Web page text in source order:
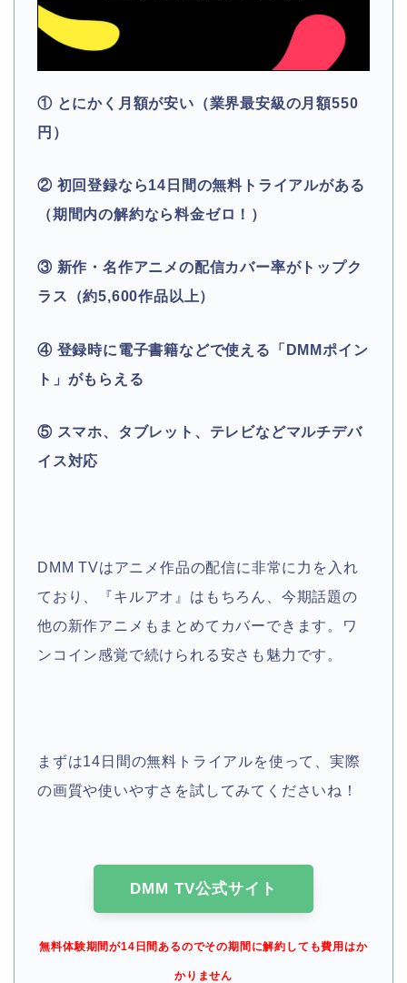
① とにかく月額が安い（業界最安級の月額550
円）
② 初回登録なら14日間の無料トライアルがある
（期間内の解約なら料金ゼロ！）
③ 新作・名作アニメの配信カバー率がトップク
ラス（約5,600作品以上）
④ 登録時に電子書籍などで使える「DMMポイン
ト」がもらえる
⑤ スマホ、タブレット、テレビなどマルチデバ
イス対応
DMM TVはアニメ作品の配信に非常に力を入れ
ており、『キルアオ』はもちろん、今期話題の
他の新作アニメもまとめてカバーできます。ワ
ンコイン感覚で続けられる安さも魅力です。
まずは14日間の無料トライアルを使って、実際
の画質や使いやすさを試してみてくださいね！
DMM TV公式サイト
無料体験期間が14日間あるのでその期間に解約しても費用はか
かりません